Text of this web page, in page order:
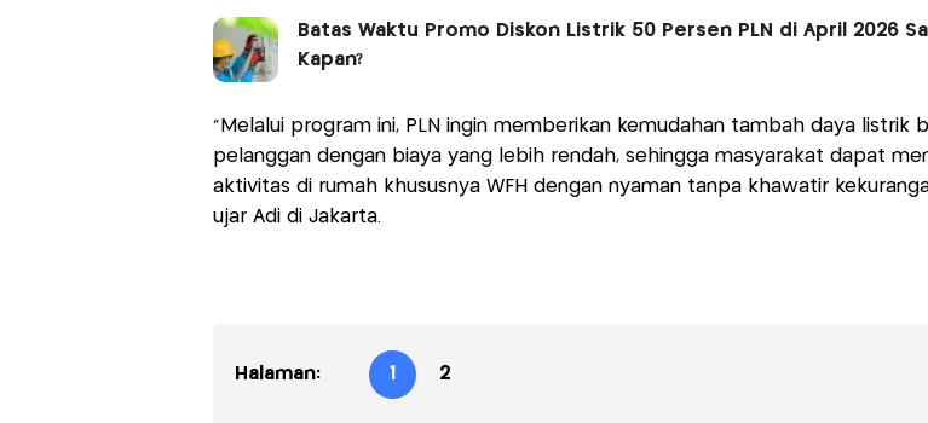
Batas Waktu Promo Diskon Listrik 50 Persen PLN di April 2026
Kapan?
“Melalui program ini, PLN ingin memberikan kemudahan tambah daya listrik
pelanggan dengan biaya yang lebih rendah, sehingga masyarakat dapat
aktivitas di rumah khususnya WFH dengan nyaman tanpa khawatir
ujar Adi di Jakarta.
Halaman: 1 2